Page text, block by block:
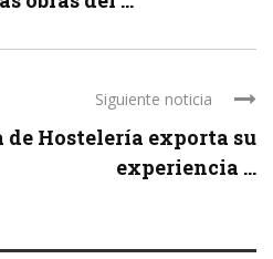
Siguiente noticia
de Hostelería exporta su
experiencia ...